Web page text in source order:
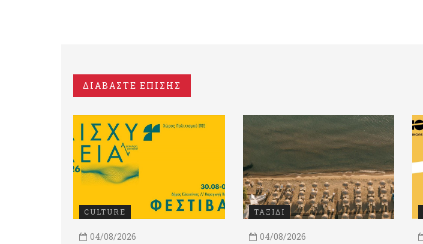
ΔΙΑΒΑΣΤΕ ΕΠΙΣΗΣ
CULTURE
04/08/2026
ΤΑΞΙΔΙ
04/08/2026